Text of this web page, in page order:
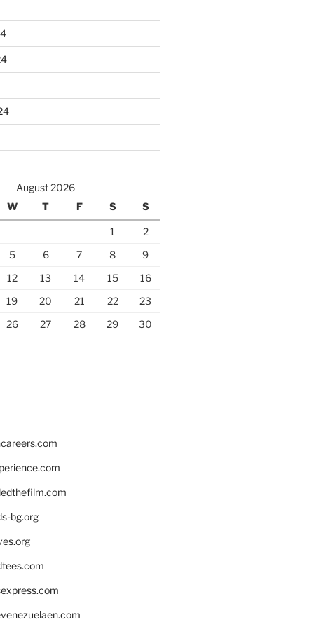
August 2026
W T F S S
1
2
5 6 7 8
9
12 13 14 15
16
19 20 21 22
23
26 27 28 29
30
bg.org